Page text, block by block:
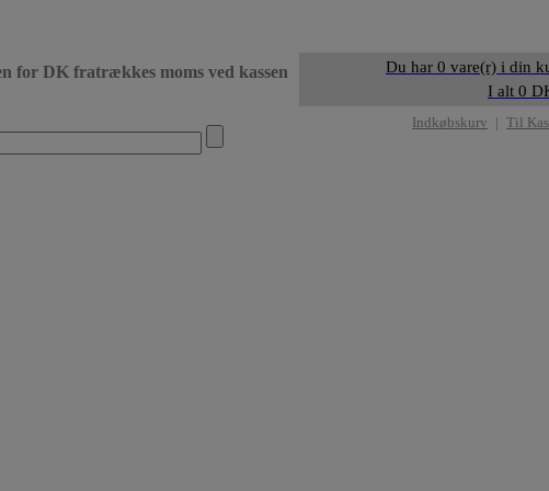
Du har 0 vare(r) i din
I alt 0
Indkøbskurv | Til
for DK fratrækkes moms ved kassen • Levering DK dag til dag